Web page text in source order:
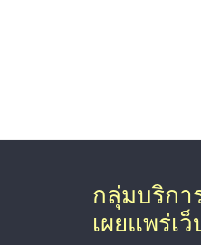
กลุ่มบริกา
เผยแพร่เ